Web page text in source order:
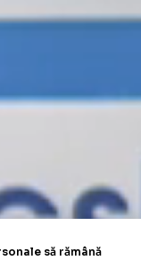
să rămână